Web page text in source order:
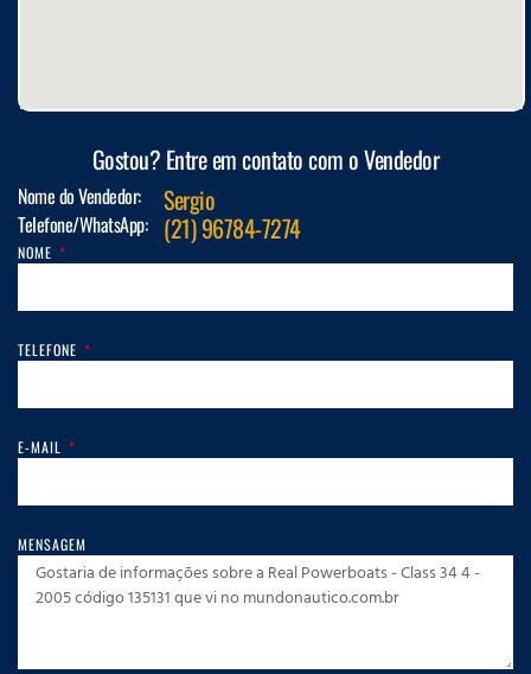
Gostou? Entre em contato com o Vendedor
Nome do Vendedor: Sergio
Telefone/WhatsApp: (21) 96784-7274
NOME
TELEFONE
E-MAIL
MENSAGEM